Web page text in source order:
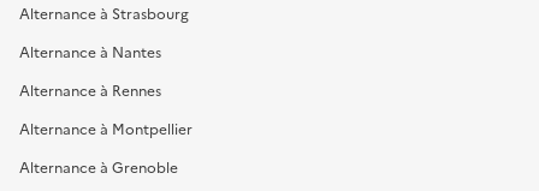
Alternance à Strasbourg
Alternance à Nantes
Alternance à Rennes
Alternance à Montpellier
Alternance à Grenoble